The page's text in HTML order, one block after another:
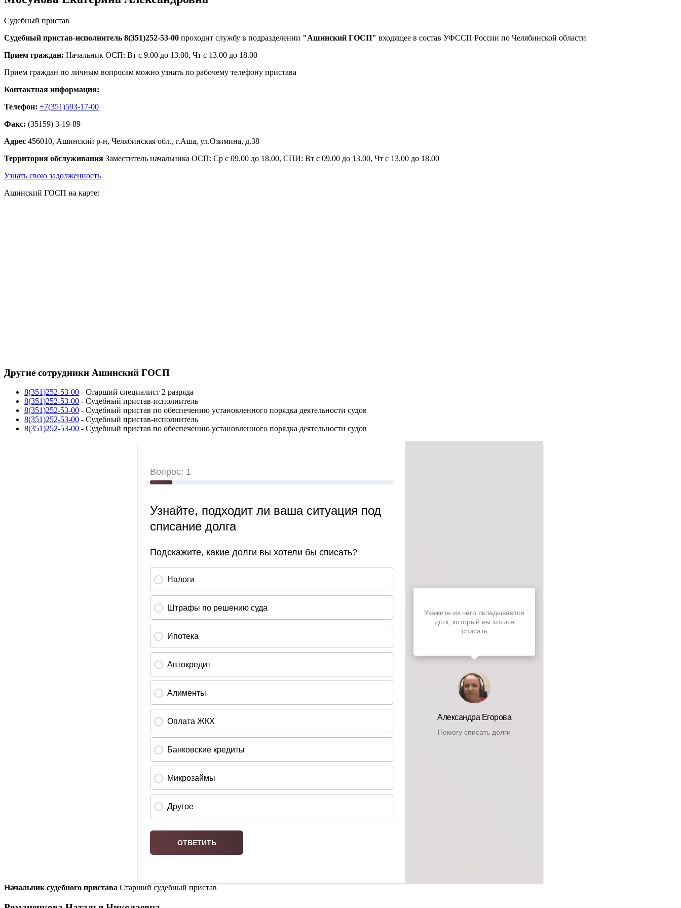
Судебный пристав
Судебный пристав-исполнитель 8(351)252-53-00 проходит службу в подразделении "Ашинский ГОСП" входящее в состав УФССП России по Челябинской области
Прием граждан: Начальник ОСП: Вт с 9.00 до 13.00, Чт с 13.00 до 18.00
Прием граждан по личным вопросам можно узнать по рабочему телефону пристава
Контактная информация:
Телефон: +7(351)593-17-00
Факс: (35159) 3-19-89
Адрес 456010, Ашинский р-н, Челябинская обл., г.Аша, ул.Озимина, д.38
Территория обслуживания Заместитель начальника ОСП: Ср с 09.00 до 18.00, СПИ: Вт с 09.00 до 13.00, Чт с 13.00 до 18.00
Узнать свою задолженность
Ашинский ГОСП на карте:
Другие сотрудники Ашинский ГОСП
8(351)252-53-00 - Старший специалист 2 разряда
8(351)252-53-00 - Судебный пристав-исполнитель
8(351)252-53-00 - Судебный пристав по обеспечению установленного порядка деятельности судов
8(351)252-53-00 - Судебный пристав-исполнитель
8(351)252-53-00 - Судебный пристав по обеспечению установленного порядка деятельности судов
Начальник судебного пристава Старший судебный пристав